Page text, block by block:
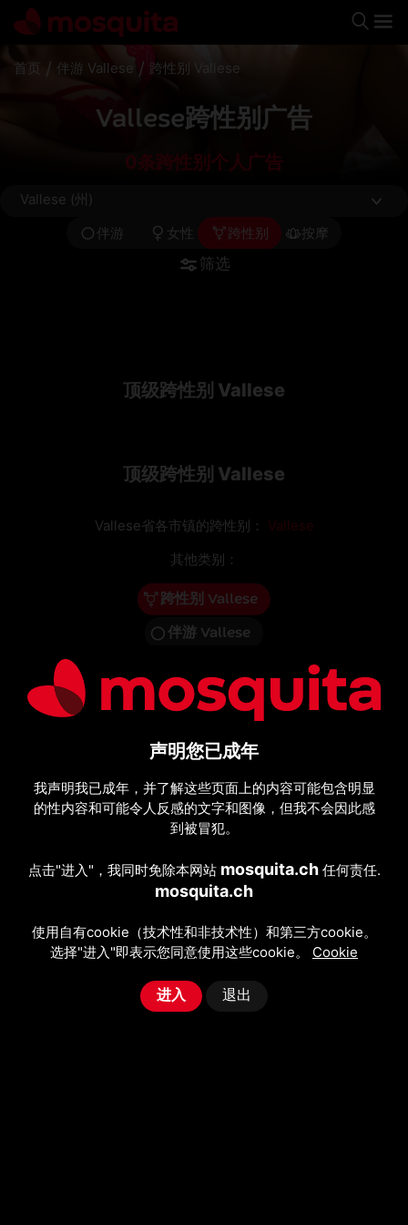
声明您已成年
我声明我已成年，并了解这些页面上的内容可能包含明显
的性内容和可能令人反感的文字和图像，但我不会因此感
到被冒犯。
点击"进入"，我同时免除本网站 mosquita.ch任何责任.
mosquita.ch
使用自有cookie（技术性和非技术性）和第三方cookie。
选择"进入"即表示您同意使用这些cookie。 Cookie
进入 退出
首页 / 伴游 Vallese / 跨性别 Vallese
Vallese跨性别广告
0条跨性别个人广告
Vallese (州)
伴游
女性 跨性别 按摩
筛选
顶级跨性别 Vallese
顶级跨性别 Vallese
Vallese省各市镇的跨性别： Vallese
其他类别：
跨性别 Vallese
伴游 Vallese
男伴 Vallese